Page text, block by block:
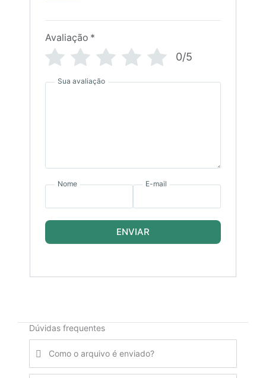
Avaliação *
0/5
Sua avaliação
Nome E-mail
ENVIAR
Dúvidas frequentes
Como o arquivo é enviado?